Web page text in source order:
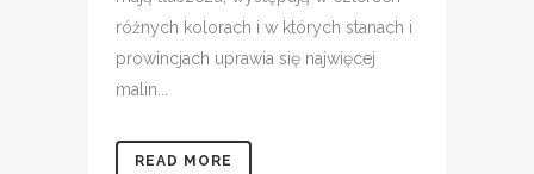
różnych kolorach i w których stanach i
prowincjach uprawia się najwięcej
malin...
READ MORE